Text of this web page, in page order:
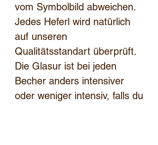
vom Symbolbild abweichen.
Jedes Heferl wird natürlich
auf unseren
Qualitätsstandart überprüft.
Die Glasur ist bei jeden
Becher anders intensiver
oder weniger intensiv, falls du